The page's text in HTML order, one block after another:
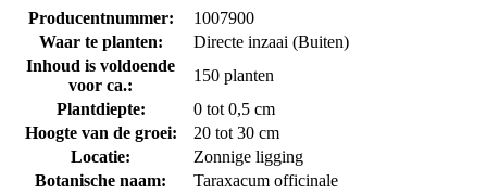
Producentnummer:
1007900
Waar te planten:
Directe inzaai (Buiten)
Inhoud is voldoende
voor ca.:
150 planten
Plantdiepte:
0 tot 0,5 cm
Hoogte van de groei:
20 tot 30 cm
Locatie:
Zonnige ligging
Botanische naam:
Taraxacum officinale